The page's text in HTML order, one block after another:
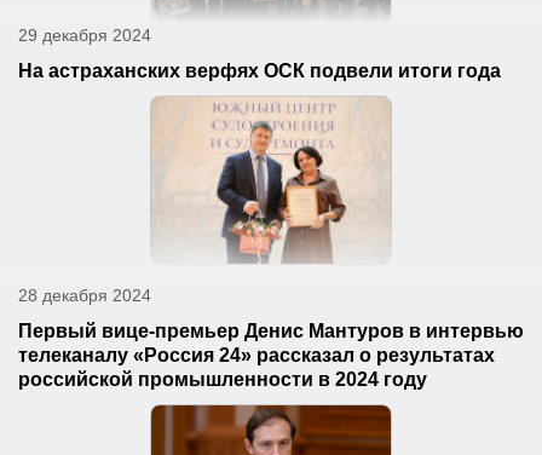
29 декабря 2024
На астраханских верфях ОСК подвели итоги года
28 декабря 2024
Первый вице-премьер Денис Мантуров в интервью
телеканалу «Россия 24» рассказал о результатах
российской промышленности в 2024 году